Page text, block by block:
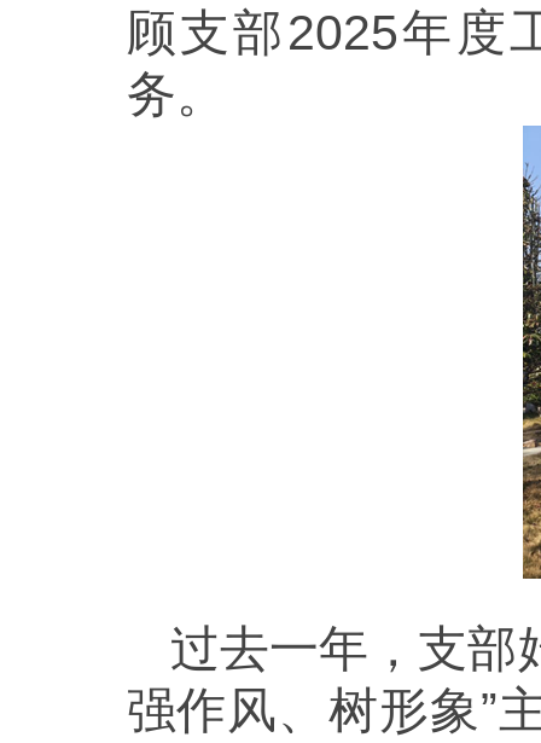
顾支部2025年度
务。
过去一年，支部
强作风、树形象”